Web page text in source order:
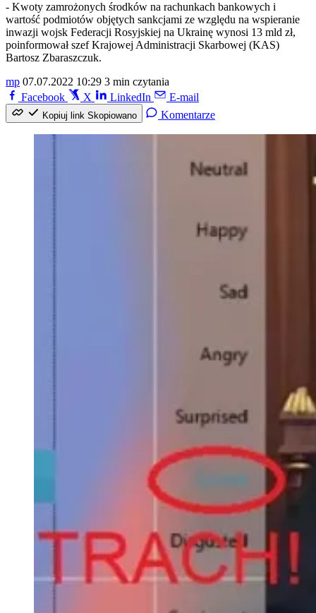
- Kwoty zamrożonych środków na rachunkach bankowych i
wartość podmiotów objętych sankcjami ze względu na wspieranie
inwazji wojsk Federacji Rosyjskiej na Ukrainę wynosi 13 mld zł,
poinformował szef Krajowej Administracji Skarbowej (KAS)
Bartosz Zbaraszczuk.
mp 07.07.2022 10:29 3 min czytania
Facebook
X LinkedIn E-mail
Kopiuj link Skopiowano Komentarze